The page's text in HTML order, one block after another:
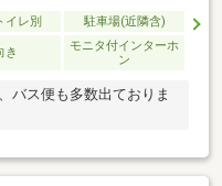
イレ別 駐車場(近隣含)
き
モニタ付インターホ
ン
バス便も多数出ておりま